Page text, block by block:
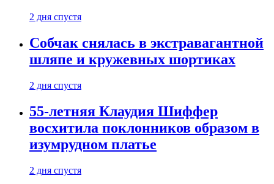
2 дня спустя
Собчак снялась в экстравагантной
шляпе и кружевных шортиках
2 дня спустя
55-летняя Клаудия Шиффер
восхитила поклонников образом в
изумрудном платье
2 дня спустя